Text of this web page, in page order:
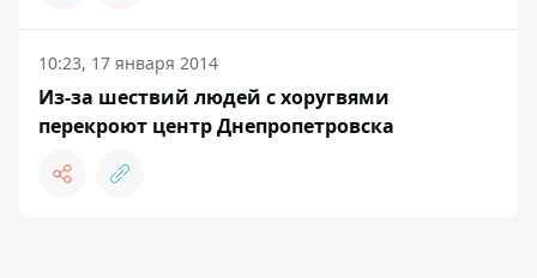
10:23, 17 января 2014
Из-за шествий людей с хоругвями
перекроют центр Днепропетровска